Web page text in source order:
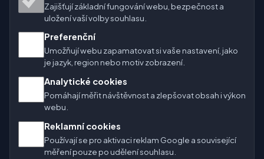
🇨🇿 Česko 🇭🇷 Chorvatsko 🇧🇬 Bulharsko
🇩🇪🇦🇹🇨🇭 Německo / Rakousko / Švýcarsko
🌎 Latinská Amerika a Španělsko
🇮🇳 Jižní a jihovýchodní Asie
Provozovatel: Spolek Minizoo.cz z.s. | IČO: 21135550 |
info@pocasi.online
© 2026 Počasí Online · Meteorologická data: MET Norway · Open-
Zajišťují základní fungování webu, bezpečnost a
uložení vaší volby souhlasu.
Preferenční
Umožňují webu zapamatovat si vaše nastavení, jako
je jazyk, region nebo motiv zobrazení.
Analytické cookies
Pomáhají měřit návštěvnost a zlepšovat obsah i výkon
webu.
Reklamní cookies
Používají se pro aktivaci reklam Google a související
měření pouze po udělení souhlasu.